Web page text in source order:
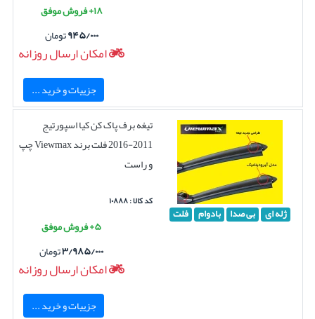
۱۸+ فروش موفق
۹۴۵/۰۰۰تومان
امکان ارسال روزانه
جزییات و خرید ...
ژله ای بی صدا بادوام فلت
تیغه برف پاک کن کیا اسپورتیج
2011-2016 فلت برند Viewmax چپ
و راست
کد کالا : ۱۰۸۸۸
۵+ فروش موفق
۳/۹۸۵/۰۰۰تومان
امکان ارسال روزانه
جزییات و خرید ...